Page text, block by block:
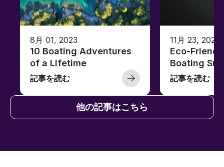
8月 01, 2023
10 Boating Adventures
of a Lifetime
記事を読む
11月 23, 2022
Eco-
Boating
記事を読む
他の記事はこちら